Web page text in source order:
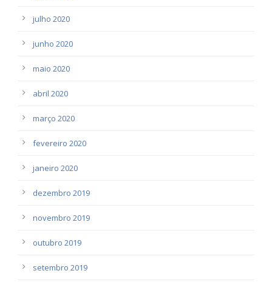
julho 2020
junho 2020
maio 2020
abril 2020
março 2020
fevereiro 2020
janeiro 2020
dezembro 2019
novembro 2019
outubro 2019
setembro 2019